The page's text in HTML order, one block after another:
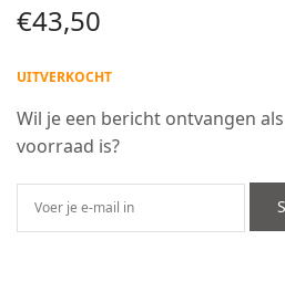
€43,50
UITVERKOCHT
Wil je een bericht ontvangen
voorraad is?